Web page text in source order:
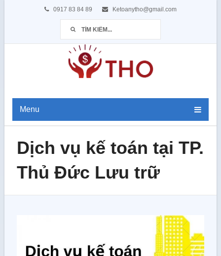
0917 83 84 89 Ketoanytho@gmail.com
Menu
Dịch vụ kế toán tại TP.
Thủ Đức Lưu trữ